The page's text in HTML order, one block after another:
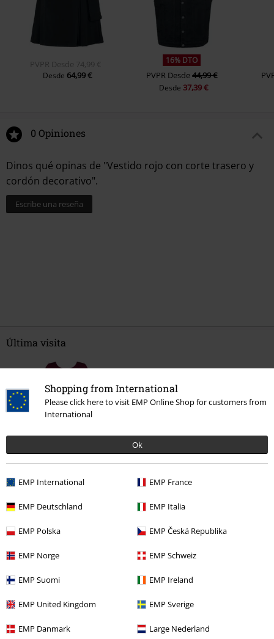
Shopping from International
Please click here to visit EMP Online Shop for customers from
International
Ok
EMP International EMP France
EMP Deutschland EMP Italia
EMP Polska EMP Česká Republika
EMP Norge EMP Schweiz
EMP Suomi EMP Ireland
EMP United Kingdom EMP Sverige
EMP Danmark Large Nederland
PVPR Desde 74,99 €
Desde 64,99 €
16% DTO
PVPR Desde44,99 €
Desde 37,39 €
0 Opiniones
Dinos qué opinas de "Vestido rojo con corte trasero y
cordón decorativo".
Escribe una reseña
Última visita
47% DTO
PVPR37,99 € 19,99 €
Más categorías. Más opciones